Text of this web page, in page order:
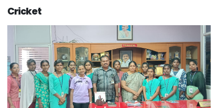
Cricket